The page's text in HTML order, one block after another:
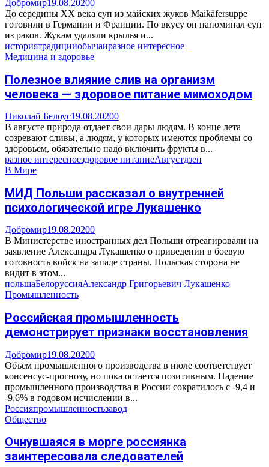
Добромир19.08.20200
До середины XX века суп из майских жуков Maikäfersuppe
готовили в Германии и Франции. По вкусу он напоминал суп
из раков. Жукам удаляли крылья и...
историятрадицииобычаиразное интересное
Медицина и здоровье
Полезное влияние слив на организм
человека — здоровое питание мимоходом
Николай Белоус19.08.20200
В августе природа отдает свои дары людям. В конце лета
созревают сливы, а людям, у которых имеются проблемы со
здоровьем, обязательно надо включить фрукты в...
разное интересноездоровое питаниеАвгустдзен
В Мире
МИД Польши рассказал о внутренней
психологической игре Лукашенко
Добромир19.08.20200
В Министерстве иностранных дел Польши отреагировали на
заявление Александра Лукашенко о приведении в боевую
готовность войск на западе страны. Польская сторона не
видит в этом...
польшаБелоруссияАлександр Григорьевич Лукашенко
Промышленность
Российская промышленность
демонстрирует признаки восстановления
Добромир19.08.20200
Объем промышленного производства в июле соответствует
консенсус-прогнозу, но пока остается позитивным. Падение
промышленного производства в России сократилось с -9,4 и
-9,6% в годовом исчислении в...
Россияпромышленностьзавод
Общество
Очнувшаяся в морге россиянка
заинтересовала следователей